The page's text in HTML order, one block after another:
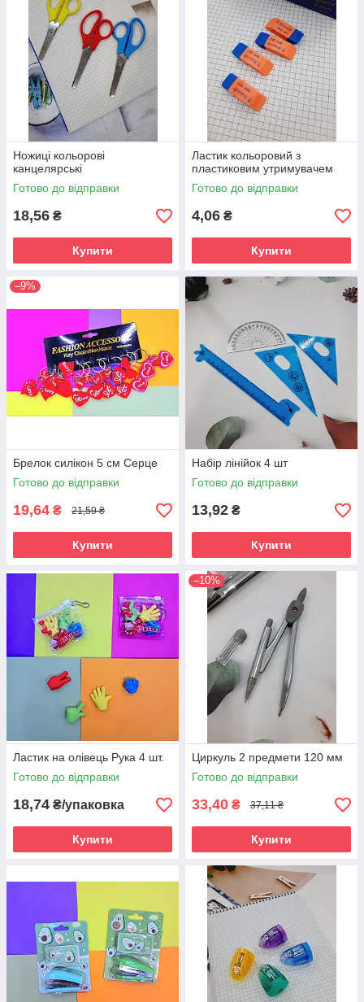
Ножиці кольорові
канцелярські
Готово до відправки
18,56 ₴
Купити
Ластик кольоровий з
пластиковим утримувачем
Готово до відправки
4,06 ₴
Купити
–9%
Брелок силікон 5 см Серце
Готово до відправки
19,64 ₴ 21,59 ₴
Купити
Набір лінійок 4 шт
Готово до відправки
13,92 ₴
Купити
Ластик на олівець Рука 4 шт.
Готово до відправки
18,74 ₴/упаковка
Купити
–10%
Циркуль 2 предмети 120 мм
Готово до відправки
33,40 ₴ 37,11 ₴
Купити